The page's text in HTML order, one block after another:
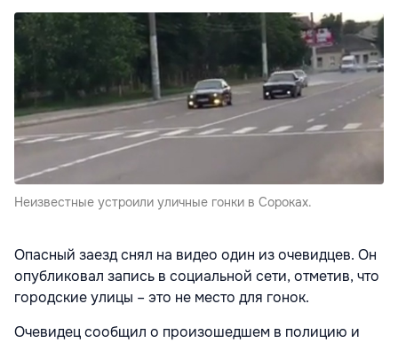
Неизвестные устроили уличные гонки в Сороках.
Опасный заезд снял на видео один из очевидцев. Он
опубликовал запись в социальной сети, отметив, что
городские улицы – это не место для гонок.
Очевидец сообщил о произошедшем в полицию и